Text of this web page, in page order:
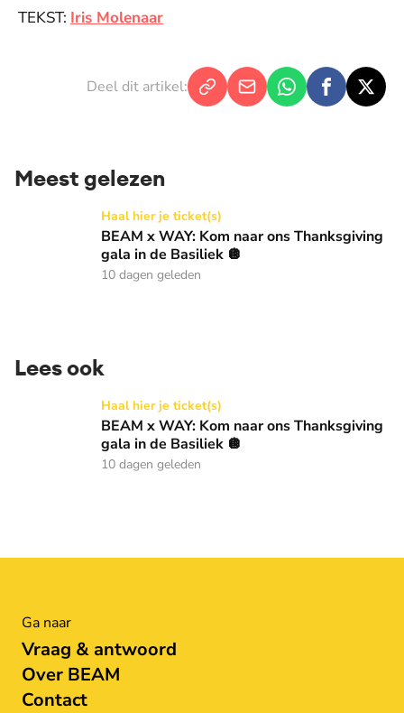
TEKST: Iris Molenaar
Deel dit artikel:
Meest gelezen
BEAM x WAY: Kom naar ons Thanksgiving gala in de
Haal hier je ticket(s)
BEAM x WAY: Kom naar ons Thanksgiving
gala in de Basiliek 🪩
10 dagen geleden
Lees ook
BEAM x WAY: Kom naar ons Thanksgiving gala in de
Haal hier je ticket(s)
BEAM x WAY: Kom naar ons Thanksgiving
gala in de Basiliek 🪩
10 dagen geleden
Ga naar
Vraag & antwoord
Over BEAM
Contact